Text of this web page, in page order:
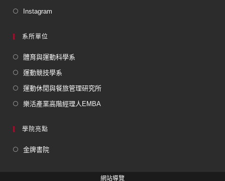
Instagram
系所單位
體育與運動科學系
運動競技學系
運動休閒與餐旅管理研究所
樂活產業高階經理人EMBA
學院亮點
金牌書院
網站導覽